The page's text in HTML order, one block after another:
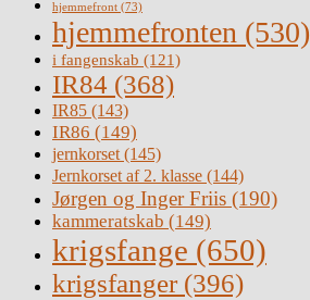
hjemmefront (73)
hjemmefronten (530)
i fangenskab (121)
IR84 (368)
IR85 (143)
IR86 (149)
jernkorset(145)
Jernkorset af 2. klasse (144)
Jørgen og Inger Friis (190)
kammeratskab (149)
krigsfange (650)
krigsfanger (396)